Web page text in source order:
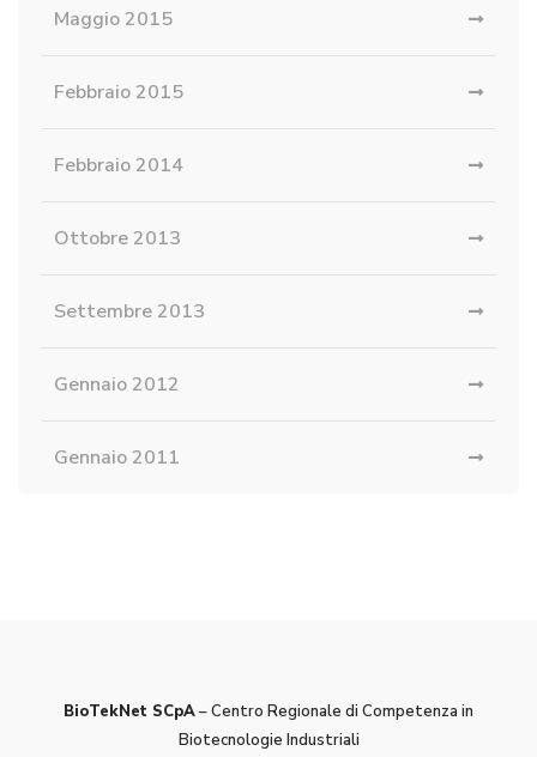
Maggio 2015
Febbraio 2015
Febbraio 2014
Ottobre 2013
Settembre 2013
Gennaio 2012
Gennaio 2011
BioTekNet SCpA– Centro Regionale di Competenza in
Biotecnologie Industriali